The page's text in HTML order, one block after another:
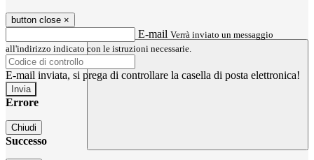
button close ×
E-mail Verrà inviato un messaggio
all'indirizzo indicato con le istruzioni necessarie.
E-mail inviata, si prega di controllare la casella di posta elettronica!
Errore
Chiudi
Successo